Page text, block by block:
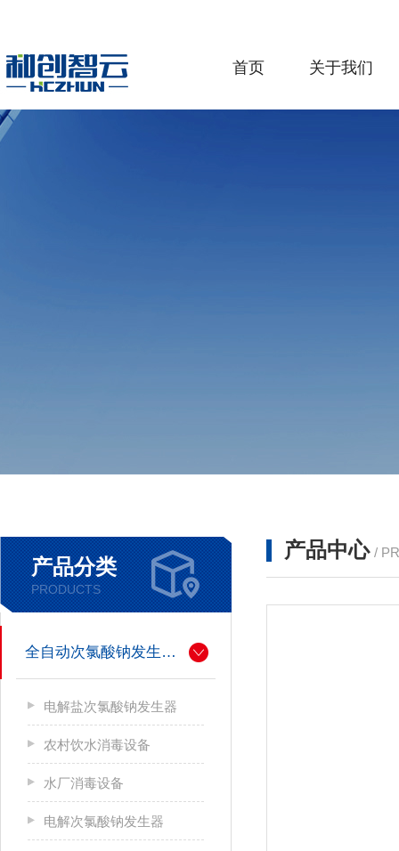
首页 关于我们
产品分类
PRODUCTS
全自动次氯酸钠发生器厂家
电解盐次氯酸钠发生器
农村饮水消毒设备
水厂消毒设备
电解次氯酸钠发生器
产品中心 /